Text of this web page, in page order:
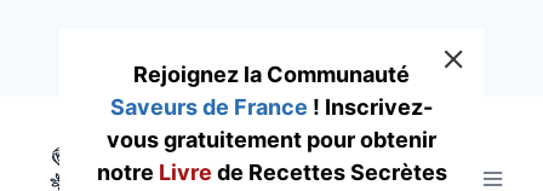
content
Rejoignez la Communauté
Saveurs de France ! Inscrivez-
vous gratuitement pour obtenir
notre Livre de Recettes Secrètes